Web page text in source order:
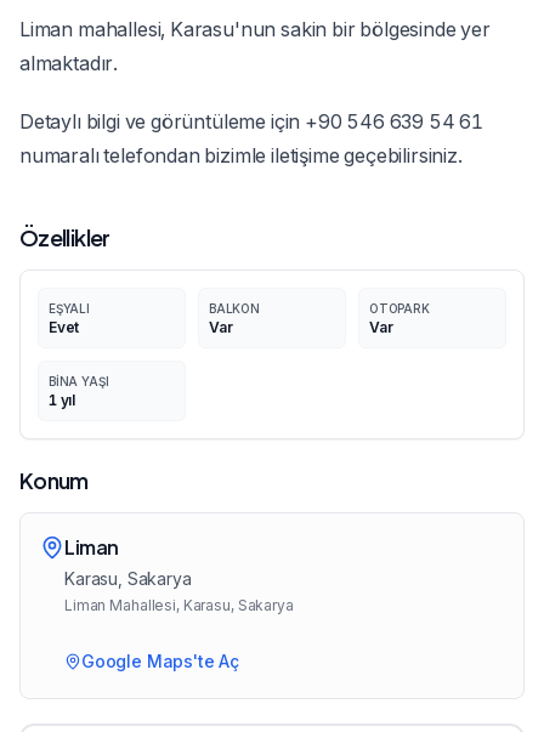
Liman mahallesi, Karasu'nun sakin bir bölgesinde yer
almaktadır.
Detaylı bilgi ve görüntüleme için +90 546 639 54 61
numaralı telefondan bizimle iletişime geçebilirsiniz.
Özellikler
EŞYALI
Evet
BALKON
Var
OTOPARK
Var
BINA YAŞI
1yıl
Konum
Liman
Karasu , Sakarya
Liman Mahallesi, Karasu, Sakarya
Google Maps'te Aç